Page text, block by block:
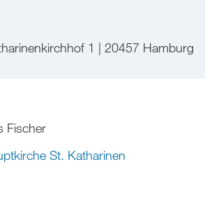
1 | 20457 Hamburg
Fischer
St. Katharinen